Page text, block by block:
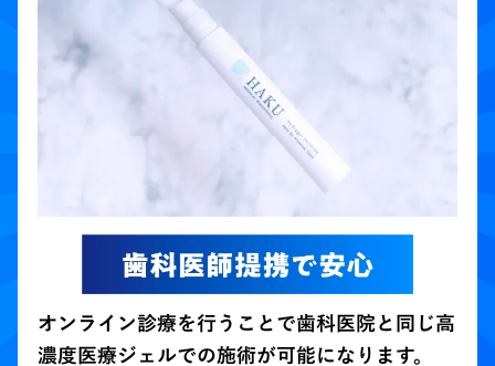
オンライン診療を行うことで歯科医院と同じ高
濃度医療ジェルでの施術が可能になります。